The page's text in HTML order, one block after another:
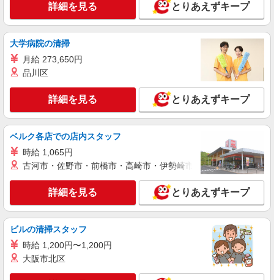
詳細を見る とりあえずキープ
大学病院の清掃
月給 273,650円
品川区
詳細を見る とりあえずキープ
ベルク各店での店内スタッフ
時給 1,065円
古河市・佐野市・前橋市・高崎市・伊勢崎市・太田市・館林市
詳細を見る とりあえずキープ
ビルの清掃スタッフ
時給 1,200円〜1,200円
大阪市北区